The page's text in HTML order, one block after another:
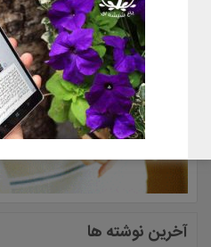
آخرین نوشته ها